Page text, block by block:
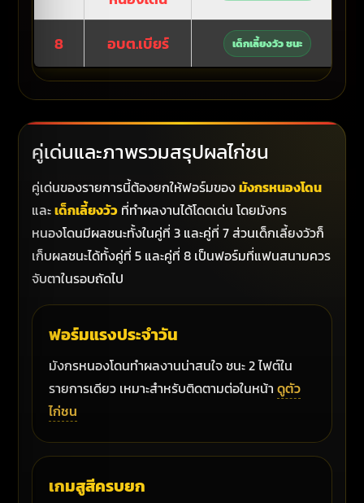
8 อบต.เบียร์ เด็กเลี้ยงวัว ชนะ
คู่เด่นและภาพรวมสรุปผลไก่ชน
คู่เด่นของรายการนี้ต้องยกให้ฟอร์มของมังกรหนองโดน
และเด็กเลี้ยงวัว ที่ทำผลงานได้โดดเด่น โดยมังกร
หนองโดนมีผลชนะทั้งในคู่ที่ 3 และคู่ที่ 7 ส่วนเด็กเลี้ยงวัวก็
เก็บผลชนะได้ทั้งคู่ที่ 5 และคู่ที่ 8 เป็นฟอร์มที่แฟนสนามควร
จับตาในรอบถัดไป
ฟอร์มแรงประจำวัน
มังกรหนองโดนทำผลงานน่าสนใจ ชนะ 2 ไฟต์ใน
รายการเดียว เหมาะสำหรับติดตามต่อในหน้า ดูตัว
ไก่ชน
เกมสูสีครบยก